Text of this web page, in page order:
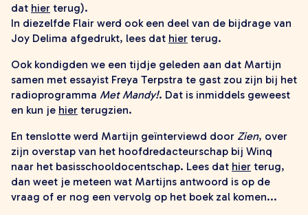
dat hier terug).
In diezelfde Flair werd ook een deel van de bijdrage van
Joy Delima afgedrukt, lees dat hier terug.
Ook kondigden we een tijdje geleden aan dat Martijn
samen met essayist Freya Terpstra te gast zou zijn bij het
radioprogramma Met Mandy!. Dat is inmiddels geweest
en kun je hier terugzien.
En tenslotte werd Martijn geïnterviewd door Zien, over
zijn overstap van het hoofdredacteurschap bij Winq
naar het basisschooldocentschap. Lees dat hier terug,
dan weet je meteen wat Martijns antwoord is op de
vraag of er nog een vervolg op het boek zal komen...